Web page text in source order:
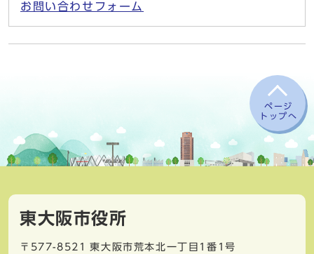
お問い合わせフォーム
ページ
トップへ
東大阪市役所
〒577-8521 東大阪市荒本北一丁目1番1号